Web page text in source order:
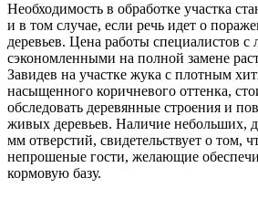
Необходимость в обработке участка
и в том случае, если речь идет о
деревьев. Цена работы специалистов с
сэкономленными на полной замене
Завидев на участке жука с плотным
насыщенного коричневого оттенка,
обследовать деревянные строения и
живых деревьев. Наличие небольших,
мм отверстий, свидетельствует о том,
непрошеные гости, желающие
кормовую базу.